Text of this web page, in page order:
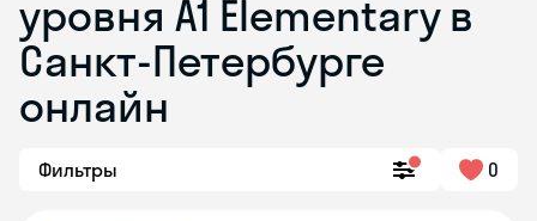
уровня A1 Elementary в
Санкт-Петербурге
онлайн
Фильтры 0
Skyeng Chat
online